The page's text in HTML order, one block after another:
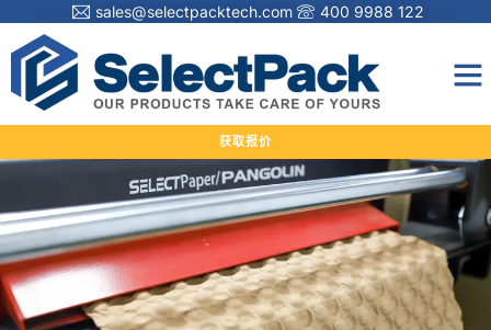
sales@selectpacktech.com 400 9988 122
获取报价